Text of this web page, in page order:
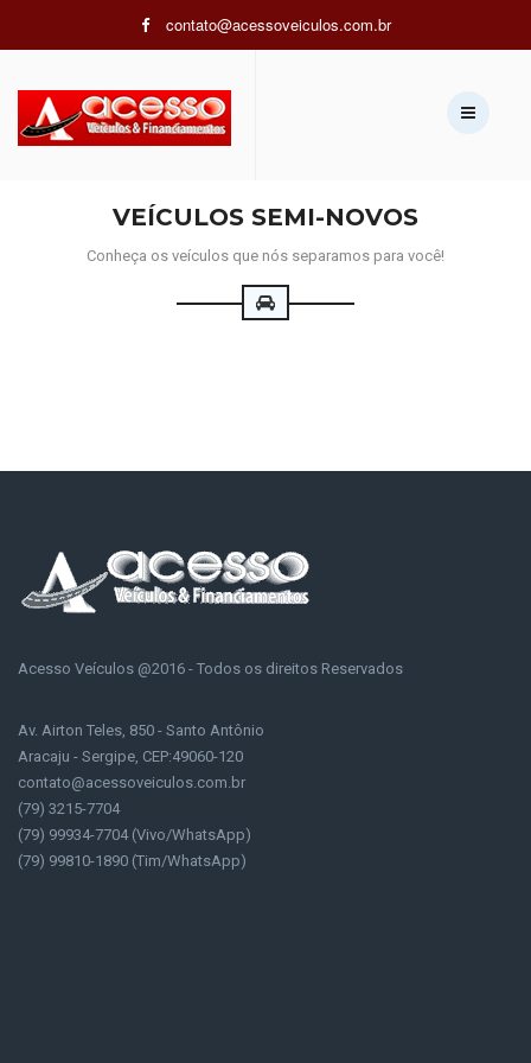
contato@acessoveiculos.com.br
99810-1890 (Tim/WhatsApp)
VEÍCULOS SEMI-NOVOS
Conheça os veículos que nós separamos para você!
Acesso Veículos @2016 - Todos os direitos Reservados
Av. Airton Teles, 850 - Santo Antônio
Aracaju - Sergipe, CEP:49060-120
contato@acessoveiculos.com.br
(79) 3215-7704
(79) 99934-7704 (Vivo/WhatsApp)
(79) 99810-1890 (Tim/WhatsApp)